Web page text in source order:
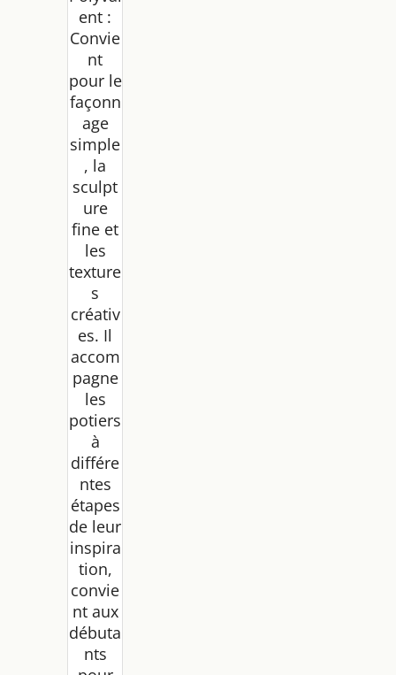
ent :
Convie
nt
pour le
façonn
age
simple
, la
sculpt
ure
fine et
les
texture
s
créativ
es. Il
accom
pagne
les
potiers
à
différe
ntes
étapes
de leur
inspira
tion,
convie
nt aux
débuta
nts